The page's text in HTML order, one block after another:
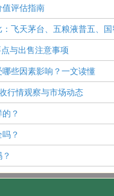
值评估指南
飞天茅台、五粮液普五、
与出售注意事项
些因素影响？一文读懂
行情观察与市场动态
？
？